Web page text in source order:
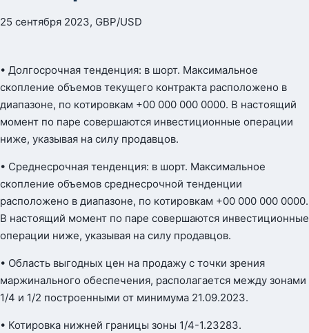
25 сентября 2023, GBP/USD
• Долгосрочная тенденция: в шорт. Максимальное
скопление объемов текущего контракта расположено в
диапазоне, по котировкам +00 000 000 0000. В настоящий
момент по паре совершаются инвестиционные операции
ниже, указывая на силу продавцов.
• Среднесрочная тенденция: в шорт. Максимальное
скопление объемов среднесрочной тенденции
расположено в диапазоне, по котировкам +00 000 000 0000.
В настоящий момент по паре совершаются инвестиционные
операции ниже, указывая на силу продавцов.
• Область выгодных цен на продажу с точки зрения
маржинального обеспечения, располагается между зонами
1/4 и 1/2 построенными от минимума 21.09.2023.
• Котировка нижней границы зоны 1/4-1.23283.